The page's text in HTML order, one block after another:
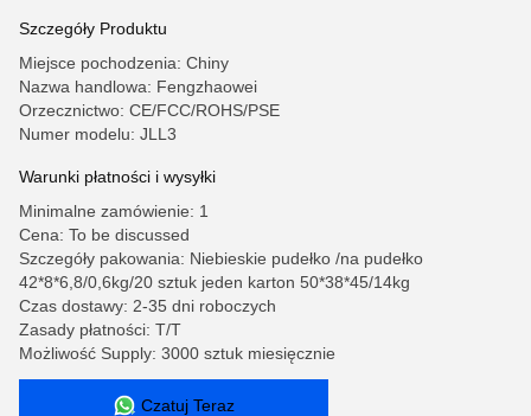
Szczegóły Produktu
Miejsce pochodzenia: Chiny
Nazwa handlowa: Fengzhaowei
Orzecznictwo: CE/FCC/ROHS/PSE
Numer modelu: JLL3
Warunki płatności i wysyłki
Minimalne zamówienie: 1
Cena: To be discussed
Szczegóły pakowania: Niebieskie pudełko /na pudełko
42*8*6,8/0,6kg/20 sztuk jeden karton 50*38*45/14kg
Czas dostawy: 2-35 dni roboczych
Zasady płatności: T/T
Możliwość Supply: 3000 sztuk miesięcznie
Czatuj Teraz